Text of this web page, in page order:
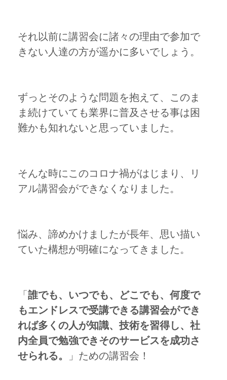
それ以前に講習会に諸々の理由で参加で
きない人達の方が遥かに多いでしょう。
ずっとそのような問題を抱えて、このま
ま続けていても業界に普及させる事は困
難かも知れないと思っていました。
そんな時にこのコロナ禍がはじまり、リ
アル講習会ができなくなりました。
悩み、諦めかけましたが長年、思い描い
ていた構想が明確になってきました。
「 誰でも、いつでも、どこでも、何度で
もエンドレスで受講できる講習会ができ
れば多くの人が知識、技術を習得し、社
内全員で勉強できそのサービスを成功さ
せられる。
」ための講習会！